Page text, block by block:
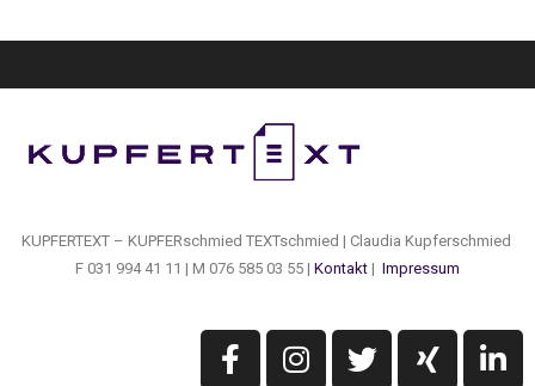
KUPFERTEXT – KUPFERschmied TEXTschmied | Claudia Kupferschmied
F 031 994 41 11 | M 076 585 03 55 | Kontakt | Impressum